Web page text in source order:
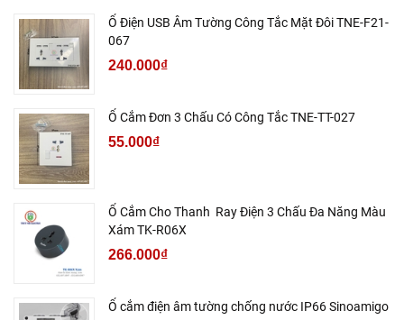
Ổ Điện USB Âm Tường Công Tắc Mặt Đôi TNE-F21-
067
240.000₫
Ổ Cắm Đơn 3 Chấu Có Công Tắc TNE-TT-027
55.000₫
Ổ Cắm Cho Thanh Ray Điện 3 Chấu Đa Năng Màu
Xám TK-R06X
266.000₫
Ổ cắm điện âm tường chống nước IP66 Sinoamigo